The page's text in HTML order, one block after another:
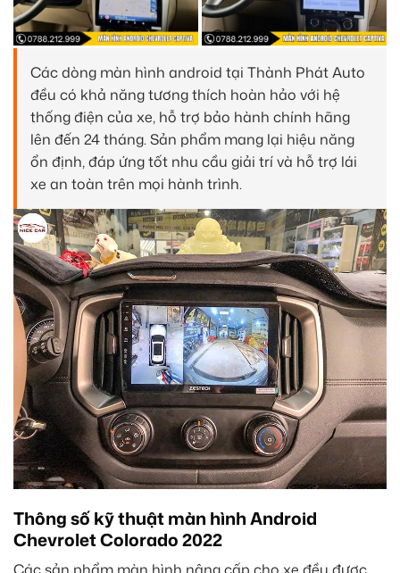
Các dòng màn hình android tại Thành Phát Auto
đều có khả năng tương thích hoàn hảo với hệ
thống điện của xe, hỗ trợ bảo hành chính hãng
lên đến 24 tháng. Sản phẩm mang lại hiệu năng
ổn định, đáp ứng tốt nhu cầu giải trí và hỗ trợ lái
xe an toàn trên mọi hành trình.
Thông số kỹ thuật màn hình Android
Chevrolet Colorado 2022